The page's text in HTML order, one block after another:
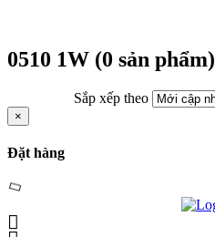
0510 1W (0 sản phẩm)
Sắp xếp theo
×
Đặt hàng